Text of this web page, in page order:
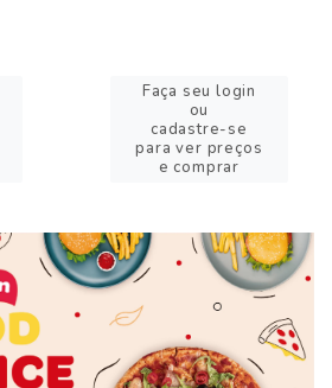
Faça seu login
ou
cadastre-se
para ver preços
e comprar